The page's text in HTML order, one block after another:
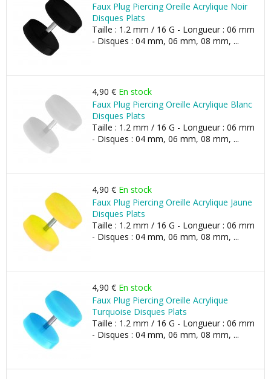
Faux Plug Piercing Oreille Acrylique Noir
Disques Plats
Taille : 1.2 mm / 16 G - Longueur : 06 mm
- Disques : 04 mm, 06 mm, 08 mm, ...
4,90 € En stock
Faux Plug Piercing Oreille Acrylique Blanc
Disques Plats
Taille : 1.2 mm / 16 G - Longueur : 06 mm
- Disques : 04 mm, 06 mm, 08 mm, ...
4,90 € En stock
Faux Plug Piercing Oreille Acrylique Jaune
Disques Plats
Taille : 1.2 mm / 16 G - Longueur : 06 mm
- Disques : 04 mm, 06 mm, 08 mm, ...
4,90 € En stock
Faux Plug Piercing Oreille Acrylique
Turquoise Disques Plats
Taille : 1.2 mm / 16 G - Longueur : 06 mm
- Disques : 04 mm, 06 mm, 08 mm, ...